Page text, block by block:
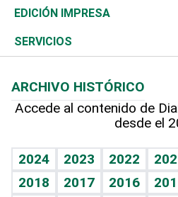
Caribe
Resto del mundo
Global y variable
Economía personal
Novedades
Podcast Arte Libre
Hablando con el pediatra
Vida y familia
Eñe
Olimpismo
Más deportes
TBT Deportivo
Noticiero Poteleche
Columnistas
Más firmas
Martes de tecnología
Cambio climático
Deportes
Opinión
Hecho en casa
Guía del dinero
EDICIÓN IMPRESA
SERVICIOS
Cumpleaños
Horóscopos
Crucigramas
ARCHIVO HISTÓRICO
Accede al contenido de
desde el
2024 2023 2022
2018
2017 2016